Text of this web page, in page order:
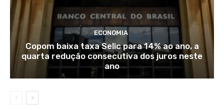
ECONOMIA
Copom baixa taxa Selic para 14% ao ano, a
quarta redução consecutiva dos juros neste
ano